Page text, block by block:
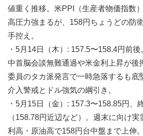
値重く推移。米PPI（生産者物価指数
高圧力強まるが、158円ちょうどの防
手控え。
・5月14日（木）: 157.5〜158.4円前
中首脳会談無難通過や米金利上昇が後
委員のタカ派発言で一時急落するも底
介入警戒とドル強気の綱引き。
・5月15日（金）: 157.3〜158.85円、
（158.78円近辺など）。週末に向け
利高・原油高で158円台中盤まで上伸